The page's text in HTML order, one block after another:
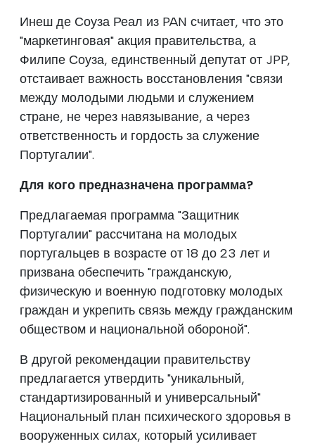
Инеш де Соуза Реал из PAN считает, что это
"маркетинговая" акция правительства, а
Филипе Соуза, единственный депутат от JPP,
отстаивает важность восстановления "связи
между молодыми людьми и служением
стране, не через навязывание, а через
ответственность и гордость за служение
Португалии".
Для кого предназначена программа?
Предлагаемая программа "Защитник
Португалии" рассчитана на молодых
португальцев в возрасте от 18 до 23 лет и
призвана обеспечить "гражданскую,
физическую и военную подготовку молодых
граждан и укрепить связь между гражданским
обществом и национальной обороной".
В другой рекомендации правительству
предлагается утвердить "уникальный,
стандартизированный и универсальный"
Национальный план психического здоровья в
вооруженных силах, который усиливает